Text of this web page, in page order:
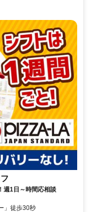
週1日～時間応相談
」徒歩30秒